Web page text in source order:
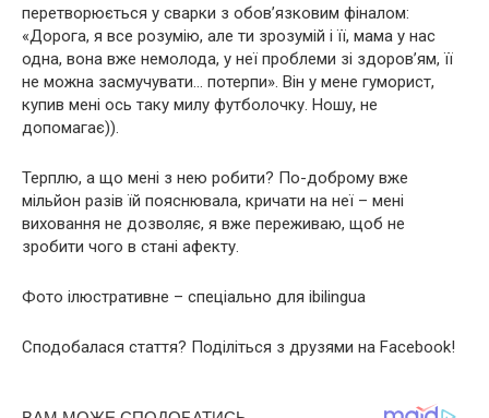
перетворюється у сварки з обов’язковим фіналом:
«Дорога, я все розумію, але ти зрозумій і її, мама у нас
одна, вона вже немолода, у неї проблеми зі здоров’ям, її
не можна засмучувати… потерпи». Він у мене гуморист,
купив мені ось таку милу футболочку. Ношу, не
допомагає)).
Терплю, а що мені з нею робити? По-доброму вже
мільйон разів їй пояснювала, кричати на неї – мені
виховання не дозволяє, я вже переживаю, щоб не
зробити чого в стані афекту.
Фото ілюстративне – спеціально для ibilingua
Сподобалася стаття? Поділіться з друзями на Facebook!